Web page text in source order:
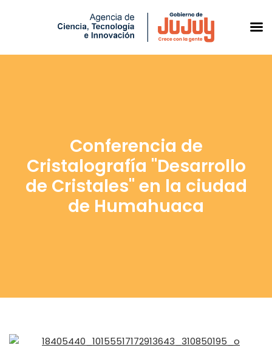
Conferencia de
Cristalografía "Desarrollo
de Cristales" en la ciudad
de Humahuaca